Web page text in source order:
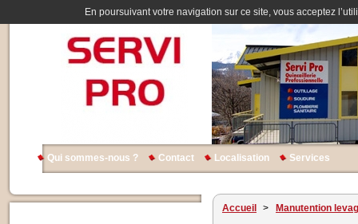
En poursuivant votre navigation sur ce site, vous acceptez
Qui sommes-nous ? Contact Localisation Services
Accueil > Manutention